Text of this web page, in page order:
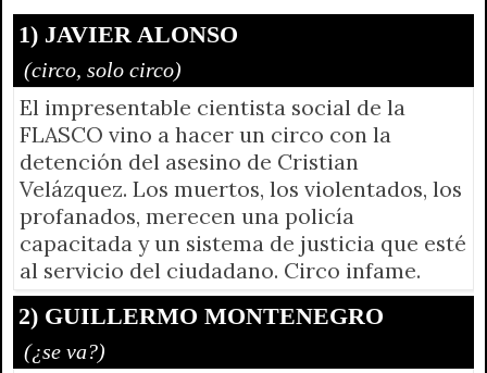
y
1) JAVIER ALONSO
(circo, solo circo)
El impresentable cientista social de la
FLASCO vino a hacer un circo con la
detención del asesino de Cristian
Velázquez. Los muertos, los violentados, los
profanados, merecen una policía
capacitada y un sistema de justicia que esté
al servicio del ciudadano. Circo infame.
2) GUILLERMO MONTENEGRO
(¿se va?)